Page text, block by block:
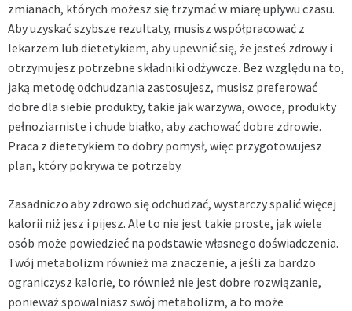
zmianach, których możesz się trzymać w miarę upływu czasu.
Aby uzyskać szybsze rezultaty, musisz współpracować z
lekarzem lub dietetykiem, aby upewnić się, że jesteś zdrowy i
otrzymujesz potrzebne składniki odżywcze. Bez względu na to,
jaką metodę odchudzania zastosujesz, musisz preferować
dobre dla siebie produkty, takie jak warzywa, owoce, produkty
pełnoziarniste i chude białko, aby zachować dobre zdrowie.
Praca z dietetykiem to dobry pomysł, więc przygotowujesz
plan, który pokrywa te potrzeby.
Zasadniczo aby zdrowo się odchudzać, wystarczy spalić więcej
kalorii niż jesz i pijesz. Ale to nie jest takie proste, jak wiele
osób może powiedzieć na podstawie własnego doświadczenia.
Twój metabolizm również ma znaczenie, a jeśli za bardzo
ograniczysz kalorie, to również nie jest dobre rozwiązanie,
ponieważ spowalniasz swój metabolizm, a to może